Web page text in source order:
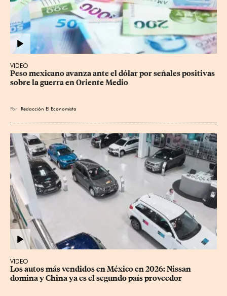
VIDEO
Peso mexicano avanza ante el dólar por señales positivas
sobre la guerra en Oriente Medio
Por Redacción El Economista
VIDEO
Los autos más vendidos en México en 2026: Nissan
domina y China ya es el segundo país proveedor